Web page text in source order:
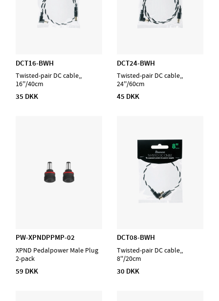
DCT16-BWH
Twisted-pair DC cable,,
16''/40cm
35 DKK
DCT24-BWH
Twisted-pair DC cable,,
24''/60cm
45 DKK
PW-XPNDPPMP-02
XPND Pedalpower Male Plug
2-pack
59 DKK
DCT08-BWH
Twisted-pair DC cable,,
8''/20cm
30 DKK